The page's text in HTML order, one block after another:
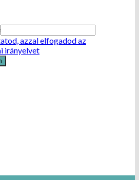
azzal elfogadod az
irányelvet